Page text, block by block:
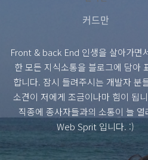
커드만
Front & back End 인생을 살아가면
한 모든 지식소통을 블로그에 담아
합니다. 잠시 들려주시는 개발자 분
소견이 저에게 조금이나마 힘이 됩
직종에 종사자들과의 소통이 늘 열
Web Sprit 입니다. :)